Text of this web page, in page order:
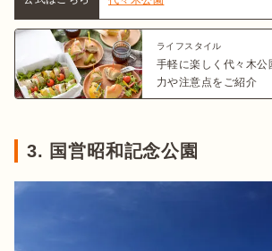
ライフスタイル
手軽に楽しく代々木公
力や注意点をご紹介
3. 国営昭和記念公園